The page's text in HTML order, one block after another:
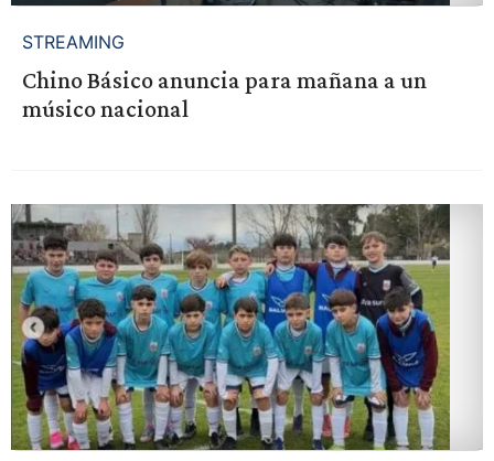
STREAMING
Chino Básico anuncia para mañana a un
músico nacional